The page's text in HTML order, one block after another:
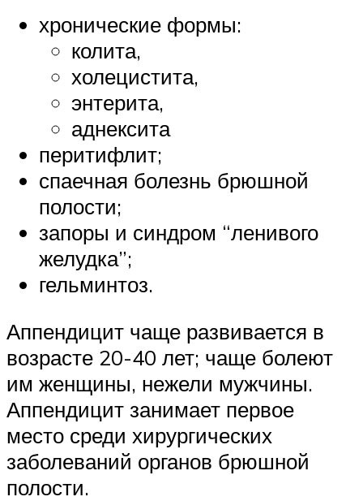
хронические формы:
колита,
холецистита,
энтерита,
аднексита
перитифлит;
спаечная болезнь брюшной
полости;
запоры и синдром “ленивого
желудка”;
гельминтоз.
Аппендицит чаще развивается в
возрасте 20-40 лет; чаще болеют
им женщины, нежели мужчины.
Аппендицит занимает первое
место среди хирургических
заболеваний органов брюшной
полости.